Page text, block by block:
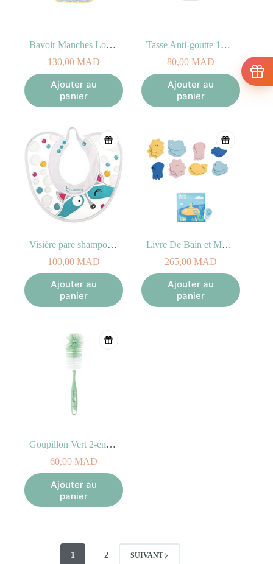
Bavoir Manches Longues Badabulle Bleu
130,00 MAD
Ajouter au
panier
Tasse Anti-goutte 180ml 0m+ (Bec en Silicone)
80,00 MAD
Ajouter au
panier
Visière pare shampoing racoon
100,00 MAD
Ajouter au
panier
Livre De Bain et Marionnette + Stickers de Bain
265,00 MAD
Ajouter au
panier
Goupillon Vert 2-en-1 pour Biberon et Tétine
60,00 MAD
Ajouter au
panier
1 2 SUIVANT